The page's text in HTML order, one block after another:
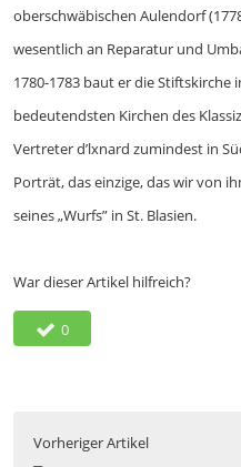
oberschwäbischen Aulendorf
wesentlich an Reparatur und
1780-1783 baut er die Stiftskirche
bedeutendsten Kirchen des
Vertreter d’lxnard zumindest in
Porträt, das einzige, das wir von
seines „Wurfs” in St. Blasien.
War dieser Artikel hilfreich?
0
Vorheriger Artikel